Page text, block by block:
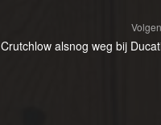
Crutchlow alsnog weg bij